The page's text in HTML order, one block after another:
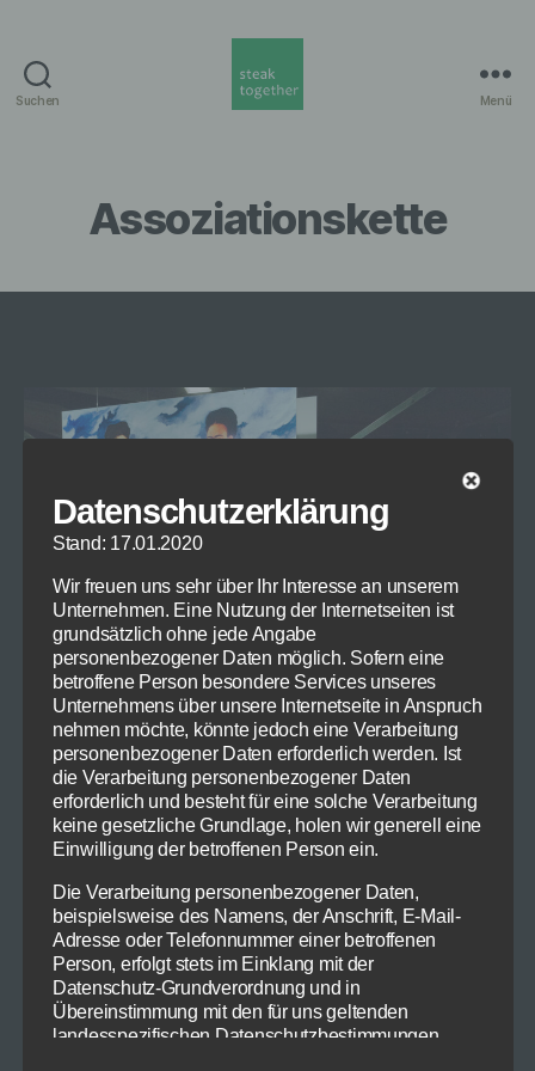
Suchen Menü
Assoziationskette
Bei den derzeitigen sommerlichen
Temperaturen beschränken wir unsere
körperlichen Aktivitäten gerne auf das
Minimum. Mein heutiger Spielvorschlag ist
daher ein reiner Denksport: die
Assoziationskette.
Die kleine, Kreativität anregende Übung
kommt völlig ohne Material aus und lässt sich
Datenschutzerklärung
Stand: 17.01.2020
Wir freuen uns sehr über Ihr Interesse an unserem
Unternehmen. Eine Nutzung der Internetseiten ist
grundsätzlich ohne jede Angabe
personenbezogener Daten möglich. Sofern eine
betroffene Person besondere Services unseres
Unternehmens über unsere Internetseite in Anspruch
nehmen möchte, könnte jedoch eine Verarbeitung
personenbezogener Daten erforderlich werden. Ist
die Verarbeitung personenbezogener Daten
erforderlich und besteht für eine solche Verarbeitung
keine gesetzliche Grundlage, holen wir generell eine
Einwilligung der betroffenen Person ein.
Die Verarbeitung personenbezogener Daten,
beispielsweise des Namens, der Anschrift, E-Mail-
Adresse oder Telefonnummer einer betroffenen
Person, erfolgt stets im Einklang mit der
Datenschutz-Grundverordnung und in
Übereinstimmung mit den für uns geltenden
landesspezifischen Datenschutzbestimmungen.